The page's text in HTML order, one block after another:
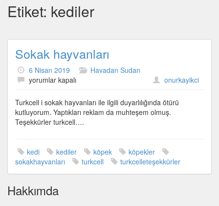
Etiket: kediler
Sokak hayvanları
6 Nisan 2019
Havadan Sudan
Sokak
için
yorumlar kapalı onurkayikci
Turkcell i sokak hayvanları ile ilgili duyarlılığında ötürü
kutluyorum. Yaptıkları reklam da muhteşem olmuş.
Teşekkürler turkcell….
kedi kediler köpek
köpekler
sokakhayvanları
turkcell turkcelleteşekkürler
Hakkımda